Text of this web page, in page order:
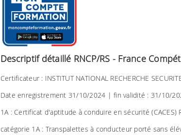
Descriptif détaillé RNCP/RS - France
Certificateur : INSTITUT NATIONAL RECHERCHE
Date enregistrement 31/10/2024 | fin validité : 31/10/
1A : Certificat d'aptitude à conduire en sécurité (CACES)
catégorie 1A : Transpalettes à conducteur porté sans